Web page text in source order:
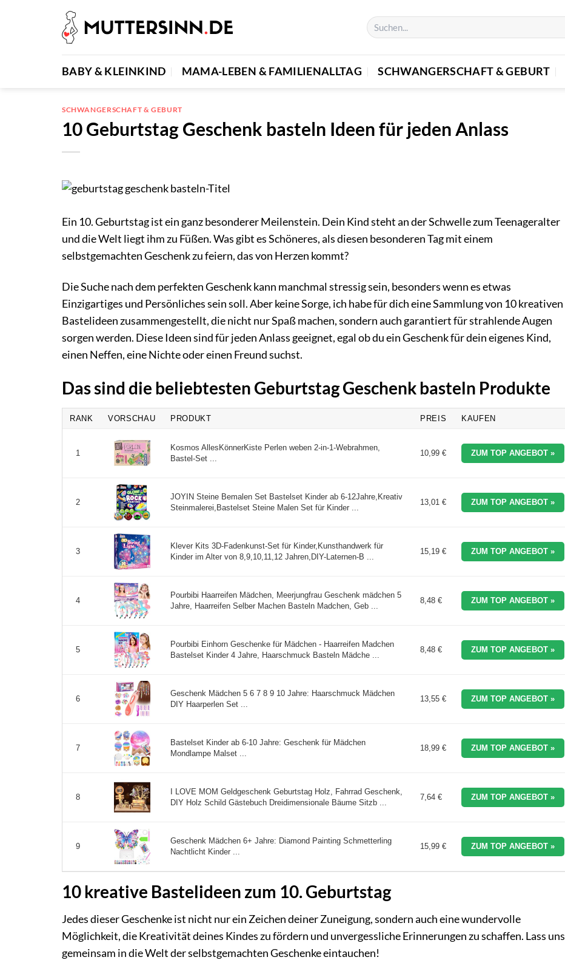
BABY & KLEINKIND MAMA-LEBEN & FAMILIENALLTAG SCHWANGERSCHAFT & GEBURT
SCHWANGERSCHAFT & GEBURT
10 Geburtstag Geschenk basteln Ideen für jeden Anlass
Ein 10. Geburtstag ist ein ganz besonderer Meilenstein. Dein Kind steht an der Schwelle zum Teenageralter
und die Welt liegt ihm zu Füßen. Was gibt es Schöneres, als diesen besonderen Tag mit einem
selbstgemachten Geschenk zu feiern, das von Herzen kommt?
Die Suche nach dem perfekten Geschenk kann manchmal stressig sein, besonders wenn es etwas
Einzigartiges und Persönliches sein soll. Aber keine Sorge, ich habe für dich eine Sammlung von 10 kreativen
Bastelideen zusammengestellt, die nicht nur Spaß machen, sondern auch garantiert für strahlende Augen
sorgen werden. Diese Ideen sind für jeden Anlass geeignet, egal ob du ein Geschenk für dein eigenes Kind,
einen Neffen, eine Nichte oder einen Freund suchst.
Das sind die beliebtesten Geburtstag Geschenk basteln Produkte
RANK VORSCHAU PRODUKT PREIS KAUFEN
1
Kosmos AllesKönnerKiste Perlen weben 2-in-1-Webrahmen,
Bastel-Set ...
10,99 € ZUM TOP ANGEBOT »
2
JOYIN Steine Bemalen Set Bastelset Kinder ab 6-12Jahre,Kreativ
Steinmalerei,Bastelset Steine Malen Set für Kinder ...
13,01 € ZUM TOP ANGEBOT »
3
Klever Kits 3D-Fadenkunst-Set für Kinder,Kunsthandwerk für
Kinder im Alter von 8,9,10,11,12 Jahren,DIY-Laternen-B ...
15,19 € ZUM TOP ANGEBOT »
4
Pourbibi Haarreifen Mädchen, Meerjungfrau Geschenk mädchen 5
Jahre, Haarreifen Selber Machen Basteln Madchen, Geb ...
8,48 € ZUM TOP ANGEBOT »
5
Pourbibi Einhorn Geschenke für Mädchen - Haarreifen Madchen
Bastelset Kinder 4 Jahre, Haarschmuck Basteln Mädche ...
8,48 € ZUM TOP ANGEBOT »
6
Geschenk Mädchen 5 6 7 8 9 10 Jahre: Haarschmuck Mädchen
DIY Haarperlen Set ...
13,55 € ZUM TOP ANGEBOT »
7
Bastelset Kinder ab 6-10 Jahre: Geschenk für Mädchen
Mondlampe Malset ...
18,99 € ZUM TOP ANGEBOT »
8
I LOVE MOM Geldgeschenk Geburtstag Holz, Fahrrad Geschenk,
DIY Holz Schild Gästebuch Dreidimensionale Bäume Sitzb ...
7,64 € ZUM TOP ANGEBOT »
9
Geschenk Mädchen 6+ Jahre: Diamond Painting Schmetterling
Nachtlicht Kinder ...
15,99 € ZUM TOP ANGEBOT »
10 kreative Bastelideen zum 10. Geburtstag
Jedes dieser Geschenke ist nicht nur ein Zeichen deiner Zuneigung, sondern auch eine wundervolle
Möglichkeit, die Kreativität deines Kindes zu fördern und unvergessliche Erinnerungen zu schaffen. Lass uns
gemeinsam in die Welt der selbstgemachten Geschenke eintauchen!